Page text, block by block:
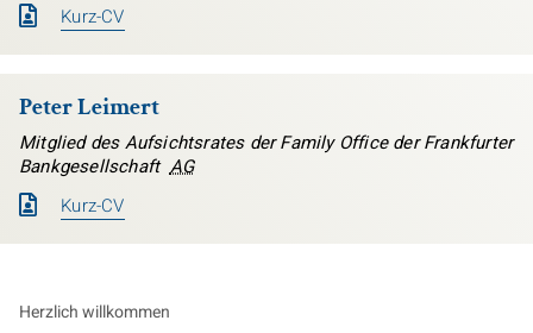
Kurz-CV
Peter Leimert
Mitglied des Aufsichtsrates der Family Office der Frankfurter
Bankgesellschaft AG
Kurz-CV
Herzlich willkommen